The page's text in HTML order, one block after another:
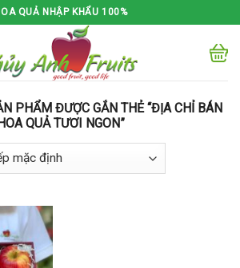
QUẢ NHẬP KHẨU 100%
PHẨM ĐƯỢC GẮN THẺ “ĐỊA CHỈ BÁN
QUẢ TƯƠI NGON”